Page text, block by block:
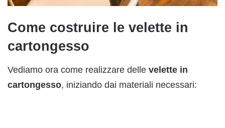
Come costruire le velette in
cartongesso
Vediamo ora come realizzare delle velette in
cartongesso, iniziando dai materiali necessari: